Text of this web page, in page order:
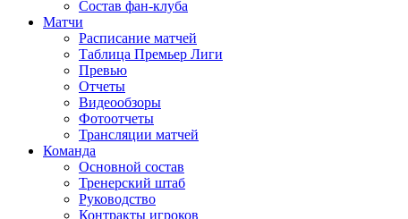
Состав фан-клуба
Матчи
Расписание матчей
Таблица Премьер Лиги
Превью
Отчеты
Видеообзоры
Фотоотчеты
Трансляции матчей
Команда
Основной состав
Тренерский штаб
Руководство
Контракты игроков